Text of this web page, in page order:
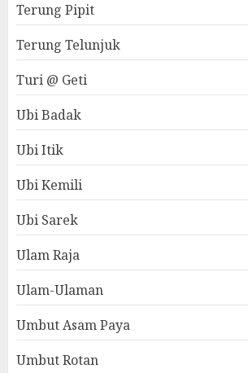
Terung Pipit
Terung Telunjuk
Turi @ Geti
Ubi Badak
Ubi Itik
Ubi Kemili
Ubi Sarek
Ulam Raja
Ulam-Ulaman
Umbut Asam Paya
Umbut Rotan